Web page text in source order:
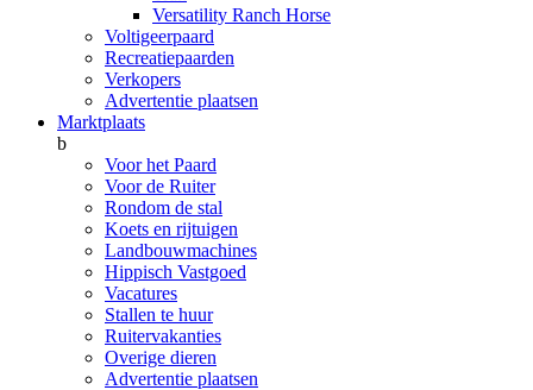
Versatility Ranch Horse
Voltigeerpaard
Recreatiepaarden
Verkopers
Advertentie plaatsen
Marktplaats
b
Voor het Paard
Voor de Ruiter
Rondom de stal
Koets en rijtuigen
Landbouwmachines
Hippisch Vastgoed
Vacatures
Stallen te huur
Ruitervakanties
Overige dieren
Advertentie plaatsen